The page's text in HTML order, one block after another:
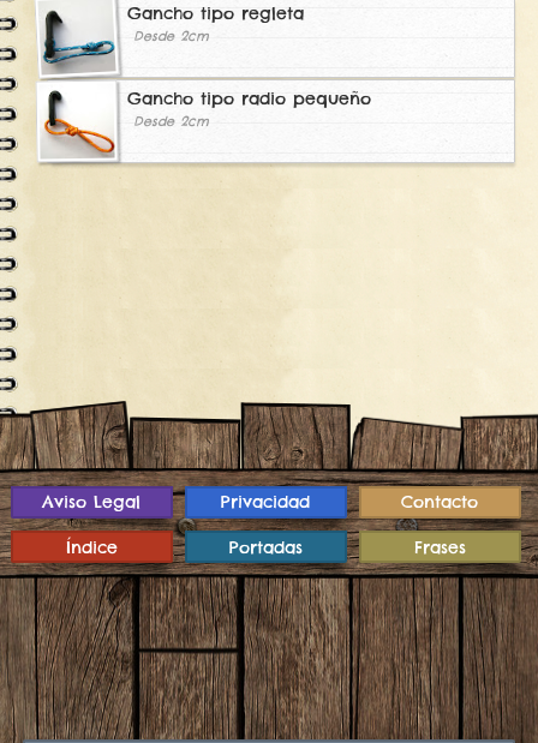
Gancho tipo regleta
Desde 2cm
Gancho tipo radio pequeño
Desde 2cm
Contacto
Privacidad
Aviso Legal
Frases
Portadas
Índice